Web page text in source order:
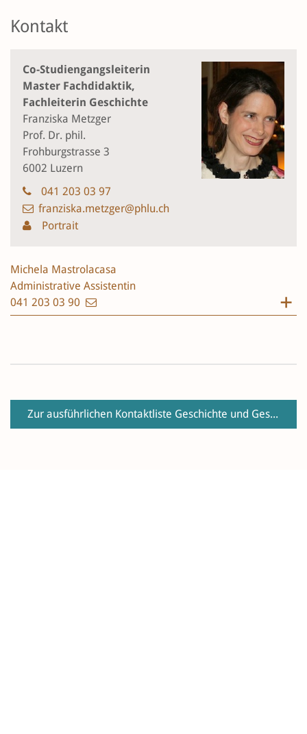
Kontakt
Co-Studiengangsleiterin
Master Fachdidaktik,
Fachleiterin Geschichte
Franziska Metzger
Prof. Dr. phil.
Frohburgstrasse 3
6002 Luzern
041 203 03 97
franziska.metzger@phlu.ch
Portrait
Michela Mastrolacasa
Administrative Assistentin
041 203 03 90
Zur ausführlichen Kontaktliste Geschichte und Geschichtsdidaktik